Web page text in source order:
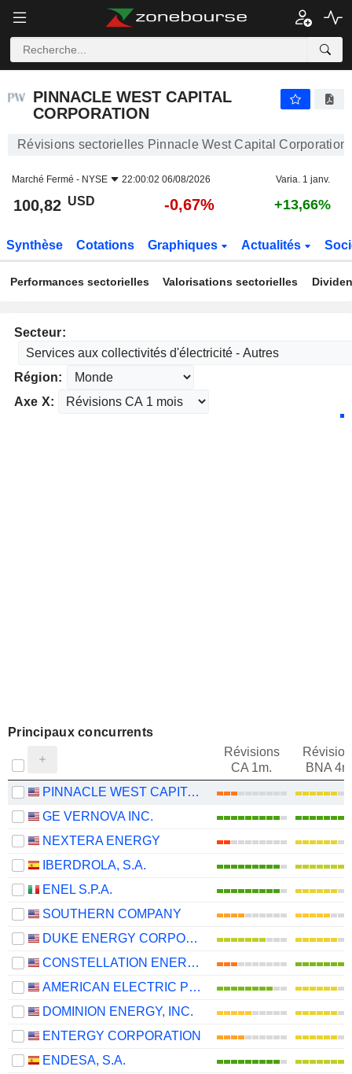
-0,67%
PINNACLE WEST CAPITAL
CORPORATION
Révisions sectorielles Pinnacle West Capital Corporation
Marché Fermé - NYSE 22:00:02 06/08/2026 Varia. 1 janv.
100,82 USD -0,67% +13,66%
Synthèse Cotations Graphiques Actualités
Performances sectorielles Valorisations sectorielles
Secteur:
Région:
Axe X:
Principaux concurrents
Révisions
CA 1m.
BNA
PINNACLE WEST CAPITAL CORPORATION
GE VERNOVA INC.
NEXTERA ENERGY
IBERDROLA, S.A.
ENEL S.P.A.
SOUTHERN COMPANY
DUKE ENERGY CORPORATION
CONSTELLATION ENERGY CORPORATION
AMERICAN ELECTRIC POWER COMPANY, INC.
DOMINION ENERGY, INC.
ENTERGY CORPORATION
ENDESA, S.A.